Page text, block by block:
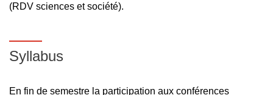
(RDV sciences et société).
Syllabus
En fin de semestre la participation aux conférences